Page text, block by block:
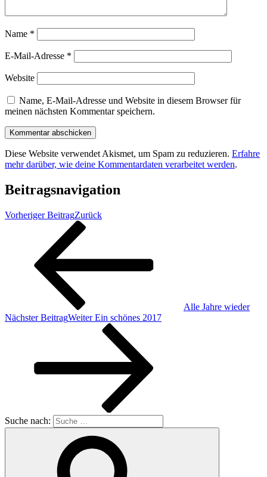
Name *
E-Mail-Adresse *
Website
Name, E-Mail-Adresse und Website in diesem Browser für
meinen nächsten Kommentar speichern.
Diese Website verwendet Akismet, um Spam zu reduzieren. Erfahre
mehr darüber, wie deine Kommentardaten verarbeitet werden.
Beitragsnavigation
Vorheriger BeitragZurück
Alle Jahre wieder
Nächster BeitragWeiter Ein schönes 2017
Suche nach: